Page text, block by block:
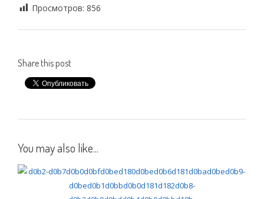
Просмотров: 856
Share this post
You may also like...